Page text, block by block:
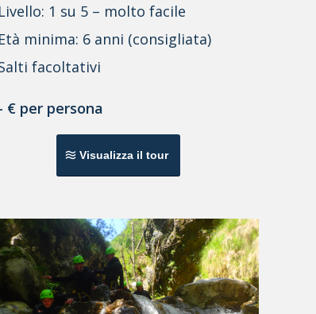
Livello: 1 su 5 – molto facile
Età minima: 6 anni (consigliata)
facoltativi
€ per persona
Visualizza il tour